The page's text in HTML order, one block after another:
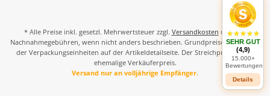
* Alle Preise inkl. gesetzl. Mehrwertsteuer zzgl. Versandkosten und ggf.
Nachnahmegebühren, wenn nicht anders beschrieben. Grundpreise und Preise
der Verpackungseinheiten auf der Artikeldetailseite. Der Streichpreis ist der
ehemalige Verkäuferpreis.
Versand nur an volljährige Empfänger.
SEHR GUT
(4,9)
15.000+
Bewertungen
Details